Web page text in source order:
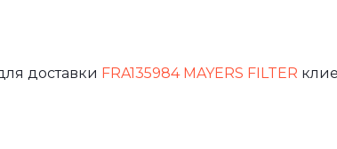
доставки FRA135984 MAYERS FILTER